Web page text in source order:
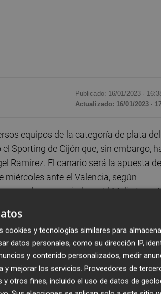
Publicado: 16/01/2023 ·
Actualizado: 16/01/2023 ·
equipos de la categoría de plata del
Sporting de Gijón que, sin embargo,
Ramírez. El canario será la apuesta
miércoles ante el Valencia, según
se han manejado en El Molinón,
interés potente, como es el del
de Torrecilla, y continúan en
uno de los punteros del Grupo 2 de la
como adelantó la pasada semana el
Voulgaris está el del romano.
y tecnologías similares para
datos personales, como su dirección IP,
y contenido personalizados, medir
y mejorar los servicios. Proveedores de
otros fines, incluido el uso de datos de